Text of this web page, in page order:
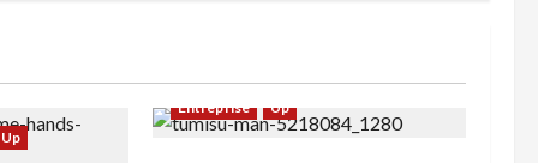
Up
Entreprise Up